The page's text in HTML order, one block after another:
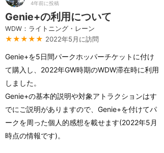
4年前に投稿
Genie+の利用について
WDW：ライトニング・レーン
★★★★★ 2022年5月に訪問
Genie+を5日間パークホッパーチケットに付け
て購入し、2022年GW時期のWDW滞在時に利用
しました。
Genie+の基本的説明や対象アトラクションはす
でにご説明がありますので、Genie+を付けてパ
ークを周った個人的感想を載せます(2022年5月
時点の情報です)。